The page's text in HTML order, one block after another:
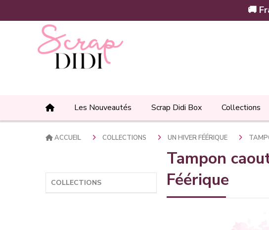
🚚
Les Nouveautés Scrap Didi Box Collections
COLLECTIONS
ACCUEIL COLLECTIONS UN HIVER FÉÉRIQUE
Tampon
Féérique